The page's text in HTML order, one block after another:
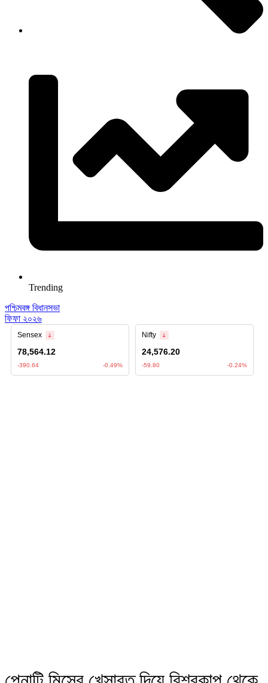
Trending
পশ্চিমবঙ্গ বিধানসভা
ফিফা ২০২৬